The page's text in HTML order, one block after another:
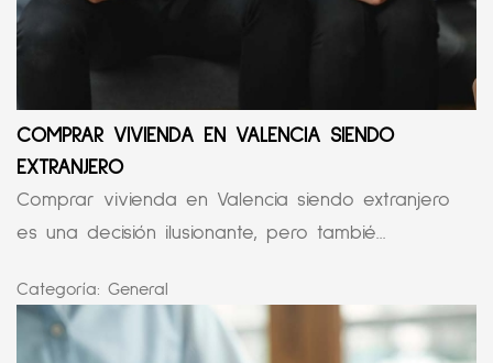
COMPRAR VIVIENDA EN VALENCIA SIENDO
EXTRANJERO
Comprar vivienda en Valencia siendo extranjero
es una decisión ilusionante, pero tambié...
Categoría: General